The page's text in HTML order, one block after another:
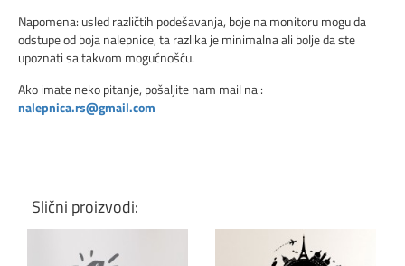
Napomena: usled različtih podešavanja, boje na monitoru mogu da
odstupe od boja nalepnice, ta razlika je minimalna ali bolje da ste
upoznati sa takvom mogućnošću.
Ako imate neko pitanje, pošaljite nam mail na :
nalepnica.rs@gmail.com
Slični proizvodi: